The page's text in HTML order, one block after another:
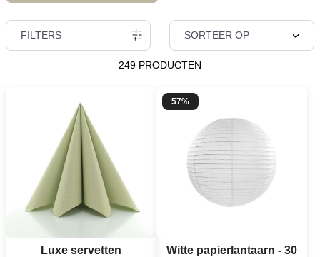
FILTERS SORTEER OP
249 PRODUCTEN
Luxe servetten
57%
Witte papierlantaarn - 30